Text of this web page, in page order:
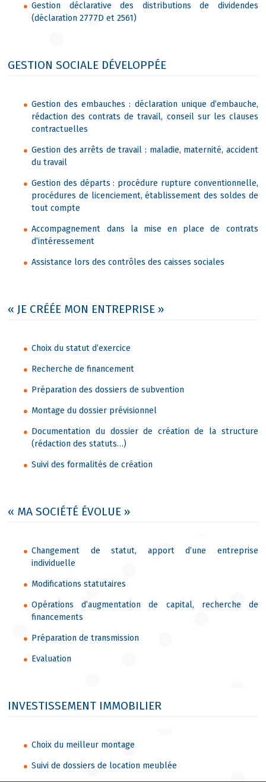
Gestion déclarative des distributions de dividendes
(déclaration 2777D et 2561)
GESTION SOCIALE DÉVELOPPÉE
Gestion des embauches : déclaration unique d’embauche,
rédaction des contrats de travail, conseil sur les clauses
contractuelles
Gestion des arrêts de travail : maladie, maternité, accident
du travail
Gestion des départs : procédure rupture conventionnelle,
procédures de licenciement, établissement des soldes de
tout compte
Accompagnement dans la mise en place de contrats
d’intéressement
Assistance lors des contrôles des caisses sociales
« JE CRÉÉE MON ENTREPRISE »
Choix du statut d’exercice
Recherche de financement
Préparation des dossiers de subvention
Montage du dossier prévisionnel
Documentation du dossier de création de la structure
(rédaction des statuts…)
Suivi des formalités de création
« MA SOCIÉTÉ ÉVOLUE »
Changement de statut, apport d’une entreprise
individuelle
Modifications statutaires
Opérations d’augmentation de capital, recherche de
financements
Préparation de transmission
Evaluation
INVESTISSEMENT IMMOBILIER
Choix du meilleur montage
Suivi de dossiers de location meublée